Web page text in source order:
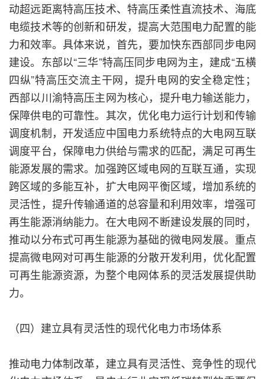
动超远距离特高压技术、特高压柔性直流技术、海底
电缆技术等的创新和研发，提高大范围电力配置的能
力和效率。具体来说，首先，要加快东西部同步电网
建设。东部以“三华”特高压同步电网为主，建成“五横
四纵”特高压交流主干网，提升电网的安全稳定性；
西部以川渝特高压主网为核心，提升电力输送能力，
保障供电的可靠性。其次，优化电力运行计划和传输
调度机制，开发适应中国电力系统特点的大电网互联
调度平台，保障电力供给与需求的匹配，满足可再生
能源发展的需求。加强跨区域电网的互联互通，实现
跨区域的多能互补，扩大电网平衡区域，增加系统的
灵活性，提升传输通道的总容量和利用效率，增强可
再生能源消纳能力。在大电网不断建设发展的同时，
推动以分布式可再生能源为基础的微电网发展。重点
提高微电网对可再生能源的分散开发利用，优化配置
可再生能源资源，为整个电网体系的灵活发展提供助
力。
（四）建立具有灵活性的现代化电力市场体系
推动电力体制改革，建立具有灵活性、竞争性的现代